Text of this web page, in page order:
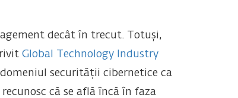
decât în trecut. Totuși,
Global Technology Industry
securității cibernetice ca
că se află încă în faza